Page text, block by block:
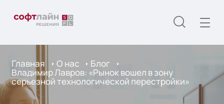
Главная О нас Блог
Владимир Лавров: «Рынок вошел в зону
серьезной технологической перестройки»